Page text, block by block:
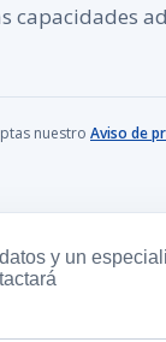
capacidades
nuestro Aviso de